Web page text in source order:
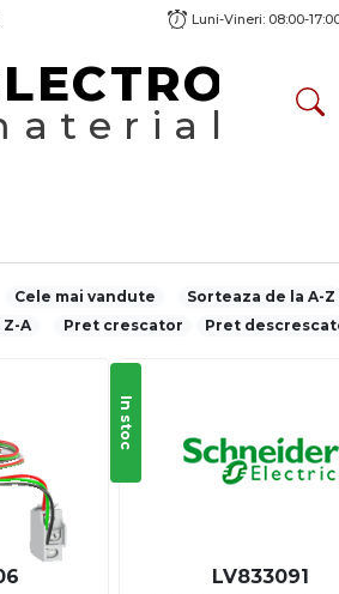
Luni-Vineri: 08:00-
Cele mai vandute
Sorteaza de la A-Z
A
Pret crescator Pret
In stoc
LV833091